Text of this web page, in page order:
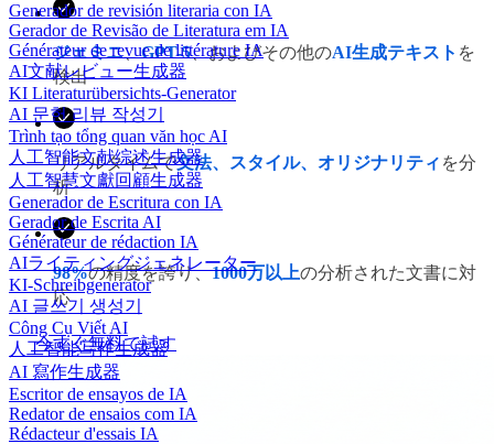
Generador de revisión literaria con IA
Gerador de Revisão de Literatura em IA
Générateur de revue de littérature IA
AI文献レビュー生成器
KI Literaturübersichts-Generator
AI 문헌 리뷰 작성기
Trình tạo tổng quan văn học AI
人工智能文献综述生成器
人工智慧文獻回顧生成器
Generador de Escritura con IA
Gerador de Escrita AI
Générateur de rédaction IA
AIライティングジェネレーター
KI-Schreibgenerator
AI 글쓰기 생성기
Công Cụ Viết AI
人工智能写作生成器
AI 寫作生成器
Escritor de ensayos de IA
Redator de ensaios com IA
Rédacteur d'essais IA
ジェミニ、GPT-5、およびその他のAI生成テキスト を
検出
リアルタイムで文法、スタイル、オリジナリティ を分
析
98%の精度を誇り、1000万以上の分析された文書に対
応
今すぐ無料で試す